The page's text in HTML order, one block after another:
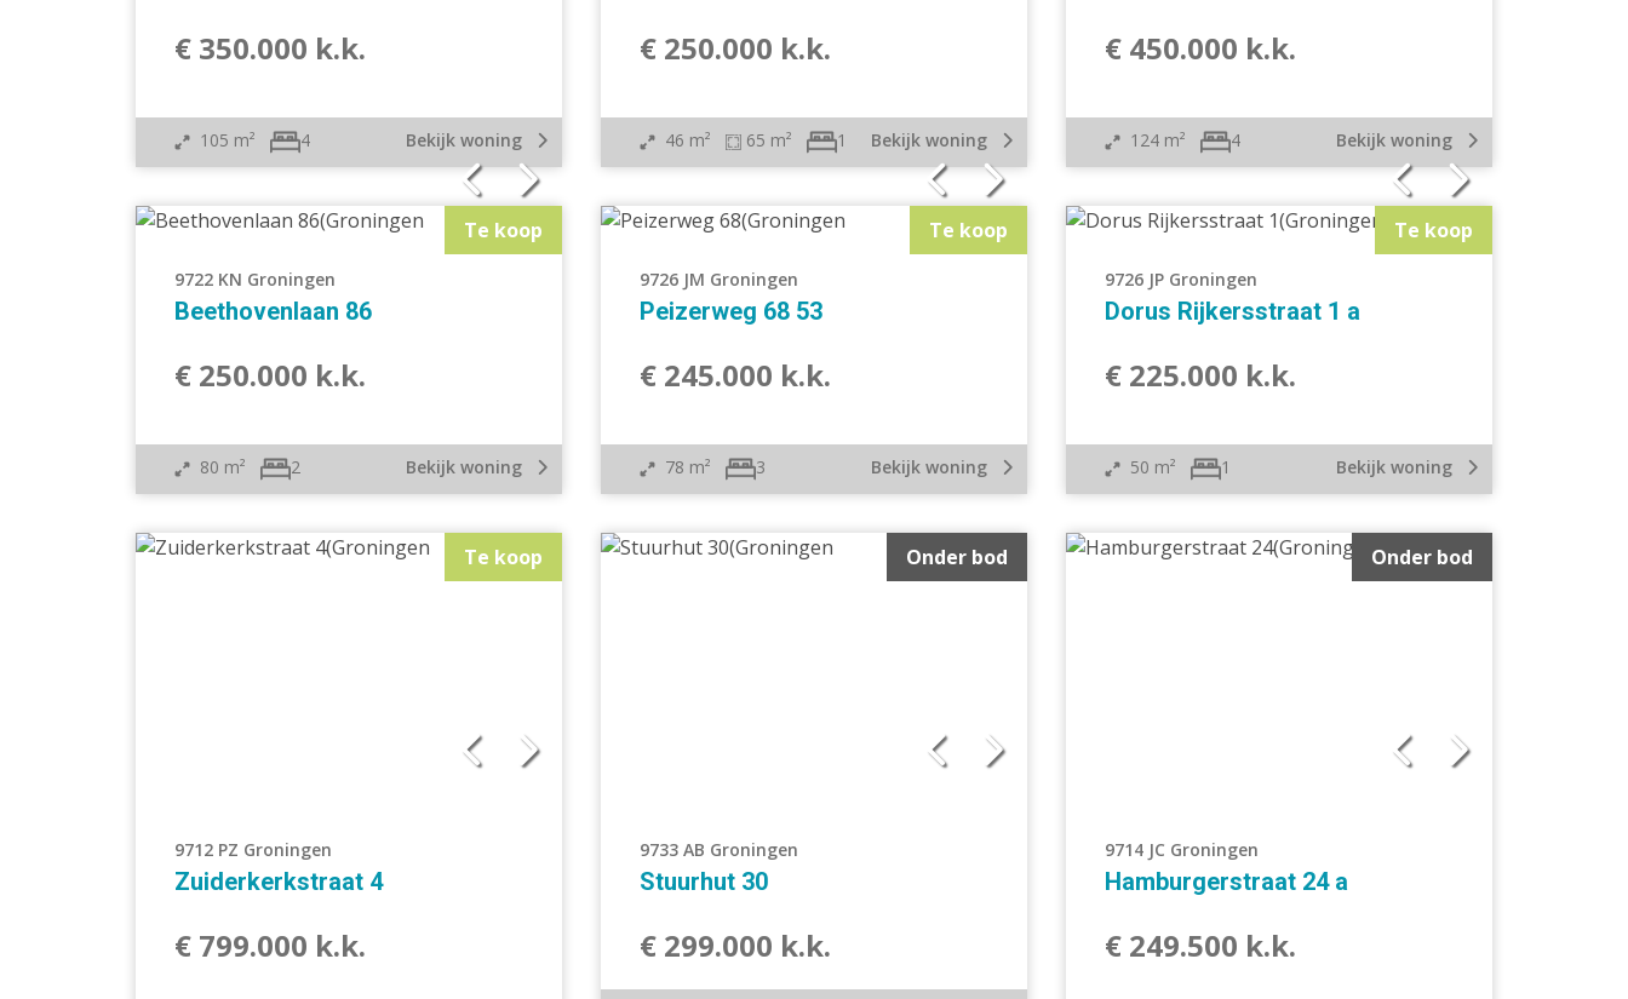
€ 350.000 k.k.
105 m² 4 Bekijk woning
€ 250.000 k.k.
46 m² 65 m² 1 Bekijk woning
€ 450.000 k.k.
124 m² 4 Bekijk woning
Te koop
9722 KN Groningen
Beethovenlaan 86
€ 250.000 k.k.
80 m² 2 Bekijk woning
Te koop
9726 JM Groningen
Peizerweg 68 53
€ 245.000 k.k.
78 m² 3 Bekijk woning
Te koop
9726 JP Groningen
Dorus Rijkersstraat 1 a
€ 225.000 k.k.
50 m² 1 Bekijk woning
Te koop
9712 PZ Groningen
Zuiderkerkstraat 4
€ 799.000 k.k.
Onder bod
9733 AB Groningen
Stuurhut 30
€ 299.000 k.k.
Onder bod
9714 JC Groningen
Hamburgerstraat 24 a
€ 249.500 k.k.